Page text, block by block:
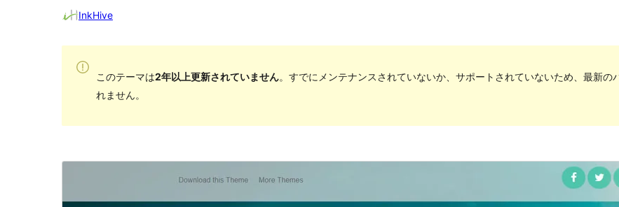
InkHive
このテーマは2年以上更新されていません。すでにメンテナンスされていないか、サポートされていないため、最新
れません。